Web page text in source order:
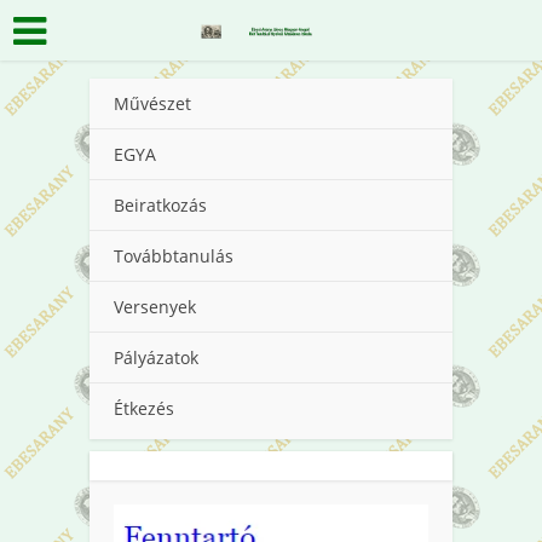
Művészet
EGYA
Beiratkozás
Továbbtanulás
Versenyek
Pályázatok
Étkezés